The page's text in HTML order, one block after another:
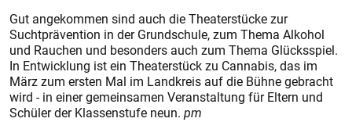
Gut angekommen sind auch die Theaterstücke zur
Suchtprävention in der Grundschule, zum Thema Alkohol
und Rauchen und besonders auch zum Thema Glücksspiel.
In Entwicklung ist ein Theaterstück zu Cannabis, das im
März zum ersten Mal im Landkreis auf die Bühne gebracht
wird - in einer gemeinsamen Veranstaltung für Eltern und
Schüler der Klassenstufe neun. pm